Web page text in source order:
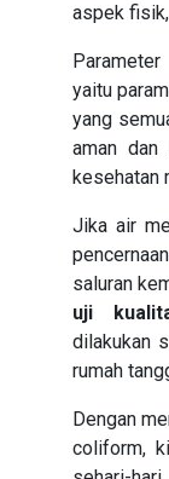
aspek
yaitu
yang
aman dan
kesehatan
Jika air
saluran
uji
dilakukan
rumah
Dengan
coliform,